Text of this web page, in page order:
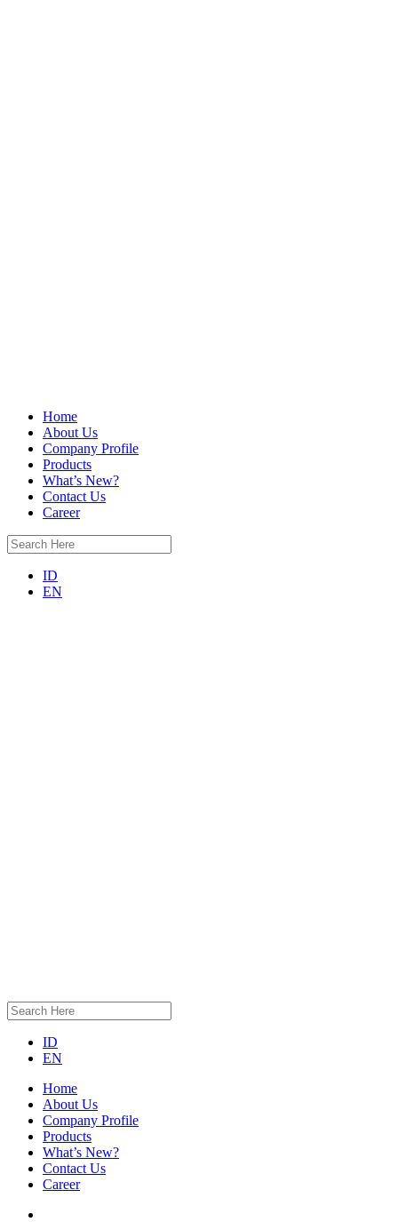
Home
About Us
Company Profile
Products
What’s New?
Contact Us
Career
ID
EN
ID
EN
Home
About Us
Company Profile
Products
What’s New?
Contact Us
Career